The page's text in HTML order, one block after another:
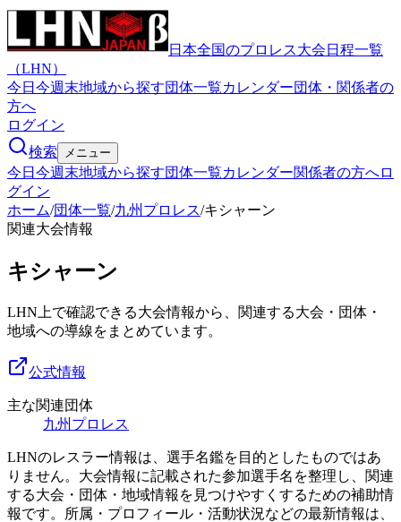
日本全国のプロレス大会日程一覧
（LHN）
今日 今週末地域から探す団体一覧カレンダー団体・関係者の
方へ
ログイン
検索
メニュー
今日 今週末地域から探す団体一覧カレンダー関係者の方へロ
グイン
ホーム/団体一覧/九州プロレス/キシャーン
関連大会情報
キシャーン
LHN上で確認できる大会情報から、関連する大会・団体・
地域への導線をまとめています。
公式情報
主な関連団体
九州プロレス
LHNのレスラー情報は、選手名鑑を目的としたものではあ
りません。大会情報に記載された参加選手名を整理し、関連
する大会・団体・地域情報を見つけやすくするための補助情
報です。所属・プロフィール・活動状況などの最新情報は、